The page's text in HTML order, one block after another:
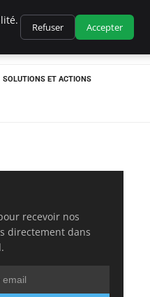
SOLUTIONS ET ACTIONS
recevoir nos
directement dans
Refuser Accepter